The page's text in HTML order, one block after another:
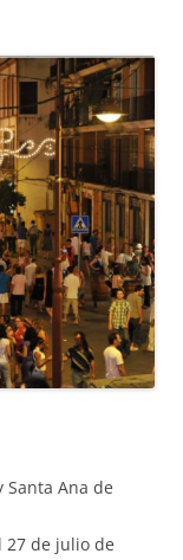
Santa Ana de
27 de julio de